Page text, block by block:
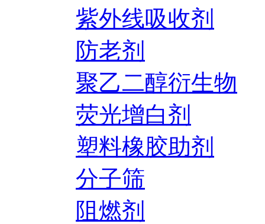
紫外线吸收剂
防老剂
聚乙二醇衍生物
荧光增白剂
塑料橡胶助剂
分子筛
阻燃剂